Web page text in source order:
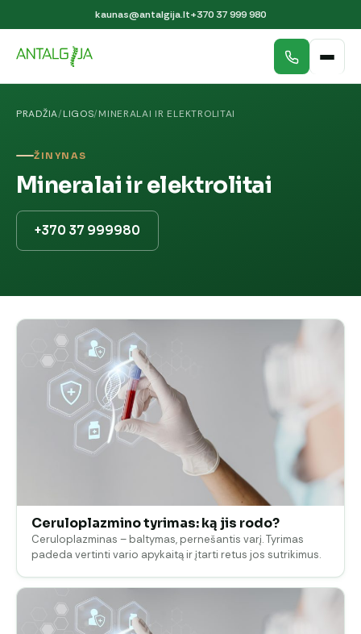
kaunas@antalgija.lt+370 37 999 980
PRADŽIA/LIGOS/MINERALAI IR ELEKTROLITAI
ŽINYNAS
Mineralai ir elektrolitai
+370 37 999980
Ceruloplazmino tyrimas: ką jis rodo?
Ceruloplazminas – baltymas, pernešantis varį. Tyrimas
padeda vertinti vario apykaitą ir įtarti retus jos sutrikimus.